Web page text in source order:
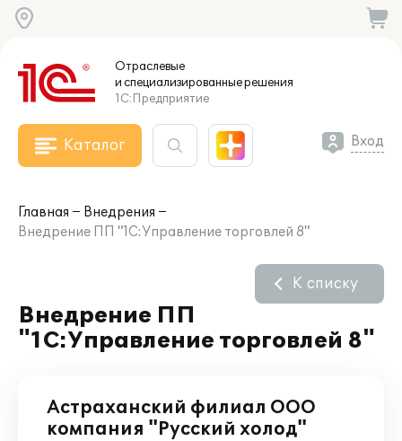
Отраслевые
и специализированныерешения
1С:Предприятие
Каталог Вход
Главная
Внедрения
Внедрение ПП "1С:Управление торговлей 8"
Внедрение ПП
"1С:Управление торговлей 8"
К списку
Астраханский филиал ООО
компания "Русский холод"